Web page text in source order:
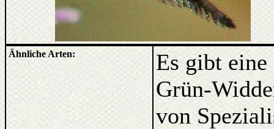
Ähnliche Arten:
Es gibt
Grün-
von